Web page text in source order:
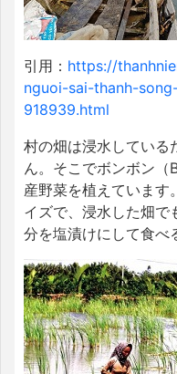
引用： https://
nguoi-sai-thanh-
918939.html
村の畑は浸水している
ん。そこでボンボン
産野菜を植えています
イズで、浸水した畑で
分を塩漬けにして食べ